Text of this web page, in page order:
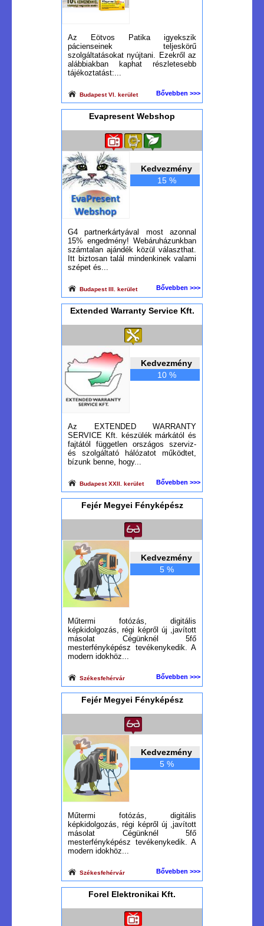
Az Eötvos Patika igyekszik
pácienseinek teljeskörű
szolgáltatásokat nyújtani. Ezekről az
alábbiakban kaphat részletesebb
tájékoztatást:...
Budapest VI. kerület Bővebben >>>
Evapresent Webshop
Kedvezmény
15 %
G4 partnerkártyával most azonnal
15% engedmény! Webáruházunkban
számtalan ajándék közül választhat.
Itt biztosan talál mindenkinek valami
szépet és...
Budapest III. kerület Bővebben >>>
Extended Warranty Service Kft.
Kedvezmény
10 %
Az EXTENDED WARRANTY
SERVICE Kft. készülék márkától és
fajtától független országos szerviz-
és szolgáltató hálózatot működtet,
bízunk benne, hogy...
Budapest XXII. kerület Bővebben >>>
Fejér Megyei Fényképész
Kedvezmény
5 %
Műtermi fotózás, digitális
képkidolgozás, régi képről új ,javított
másolat Cégünknél 5fő
mesterfényképész tevékenykedik. A
modern idokhöz...
Székesfehérvár Bővebben >>>
Fejér Megyei Fényképész
Kedvezmény
5 %
Műtermi fotózás, digitális
képkidolgozás, régi képről új ,javított
másolat Cégünknél 5fő
mesterfényképész tevékenykedik. A
modern idokhöz...
Székesfehérvár Bővebben >>>
Forel Elektronikai Kft.